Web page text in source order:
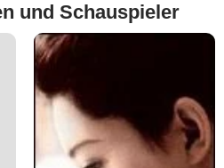
und Schauspieler